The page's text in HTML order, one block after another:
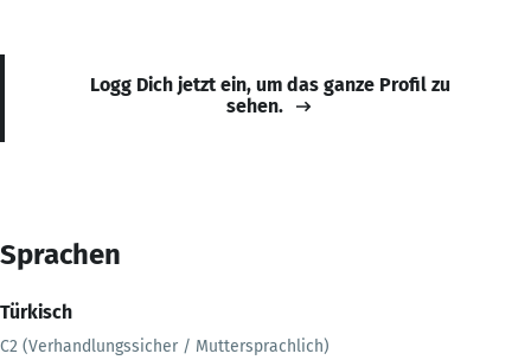
Logg Dich jetzt ein, um das ganze Profil zu
sehen.
Sprachen
Türkisch
C2 (Verhandlungssicher / Muttersprachlich)